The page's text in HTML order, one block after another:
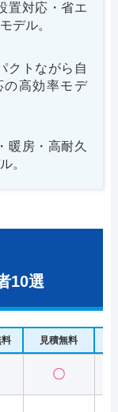
置対応・省エ
デル。
クトながら自
高効率モデ
暖房・高耐久
。
10選
見積無料
〇